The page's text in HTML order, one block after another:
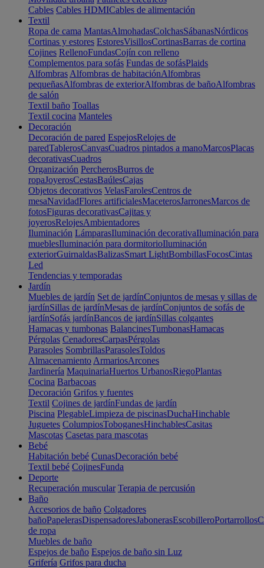
Cables Cables HDMICables de alimentación
Textil
Ropa de cama MantasAlmohadasColchasSábanasNórdicos
Cortinas y estores EstoresVisillosCortinasBarras de cortina
Cojines RellenoFundasCojín con relleno
Complementos para sofás Fundas de sofásPlaids
Alfombras Alfombras de habitaciónAlfombras
pequeñasAlfombras de exteriorAlfombras de bañoAlfombras
de salón
Textil baño Toallas
Textil cocina Manteles
Decoración
Decoración de pared EspejosRelojes de
paredTablerosCanvasCuadros pintados a manoMarcosPlacas
decorativasCuadros
Organización PercherosBurros de
ropaJoyerosCestasBaúlesCajas
Objetos decorativos VelasFarolesCentros de
mesaNavidadFlores artificialesMaceterosJarronesMarcos de
fotosFiguras decorativasCajitas y
joyerosRelojesAmbientadores
Iluminación LámparasIluminación decorativaIluminación para
mueblesIluminación para dormitorioIluminación
exteriorGuirnaldasBalizasSmart LightBombillasFocosCintas
Led
Tendencias y temporadas
Jardín
Muebles de jardín Set de jardínConjuntos de mesas y sillas de
jardínSillas de jardínMesas de jardínConjuntos de sofás de
jardínSofás jardínBancos de jardínSillas colgantes
Hamacas y tumbonas BalancinesTumbonasHamacas
Pérgolas CenadoresCarpasPérgolas
Parasoles SombrillasParasolesToldos
Almacenamiento ArmariosArcones
Jardinería MaquinariaHuertos UrbanosRiegoPlantas
Cocina Barbacoas
Decoración Grifos y fuentes
Textil Cojines de jardínFundas de jardín
Piscina PlegableLimpieza de piscinasDuchaHinchable
Juguetes ColumpiosToboganesHinchablesCasitas
Mascotas Casetas para mascotas
Bebé
Habitación bebé CunasDecoración bebé
Textil bebé CojinesFunda
Deporte
Recuperación muscular Terapia de percusión
Baño
Accesorios de baño Colgadores
bañoPapelerasDispensadoresJabonerasEscobilleroPortarrollos
de ropa
Muebles de baño
Espejos de baño Espejos de baño sin Luz
Grifería Grifos para ducha